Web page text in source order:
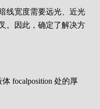
线宽度需要远光、近光
。因此，确定了解决方
focalposition 处的厚